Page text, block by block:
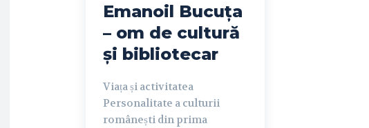
Emanoil Bucuța
– om de cultură
și bibliotecar
Viața și activitatea
Personalitate a culturii
românești din prima